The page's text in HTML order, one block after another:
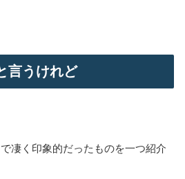
言うけれど
凄く印象的だったものを一つ紹介